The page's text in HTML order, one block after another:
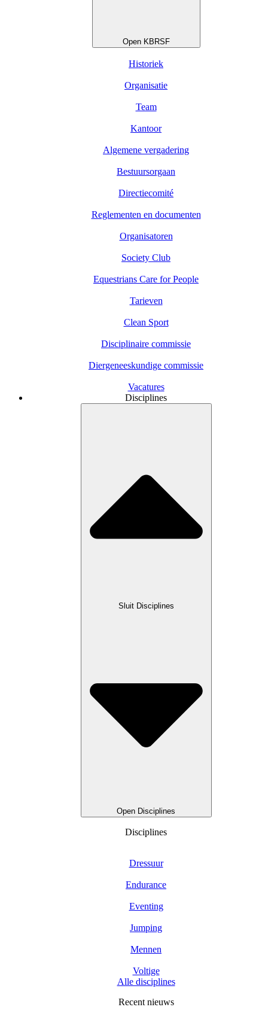
Open KBRSF
Historiek
Organisatie
Team
Kantoor
Algemene vergadering
Bestuursorgaan
Directiecomité
Reglementen en documenten
Organisatoren
Society Club
Equestrians Care for People
Tarieven
Clean Sport
Disciplinaire commissie
Diergeneeskundige commissie
Vacatures
Disciplines
Sluit Disciplines
Open Disciplines
Disciplines
Dressuur
Endurance
Eventing
Jumping
Mennen
Voltige
Alle disciplines
Recent nieuws